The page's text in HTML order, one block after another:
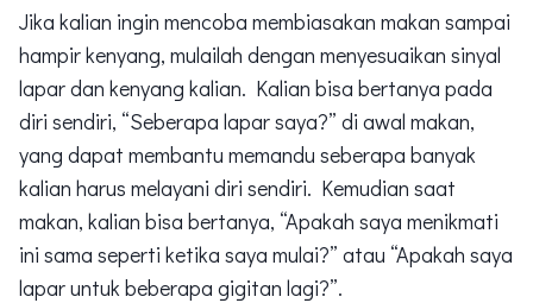
Jika kalian ingin mencoba membiasakan makan sampai
hampir kenyang, mulailah dengan menyesuaikan sinyal
lapar dan kenyang kalian. Kalian bisa bertanya pada
diri sendiri, “Seberapa lapar saya?” di awal makan,
yang dapat membantu memandu seberapa banyak
kalian harus melayani diri sendiri. Kemudian saat
makan, kalian bisa bertanya, “Apakah saya menikmati
ini sama seperti ketika saya mulai?” atau “Apakah saya
lapar untuk beberapa gigitan lagi?”.